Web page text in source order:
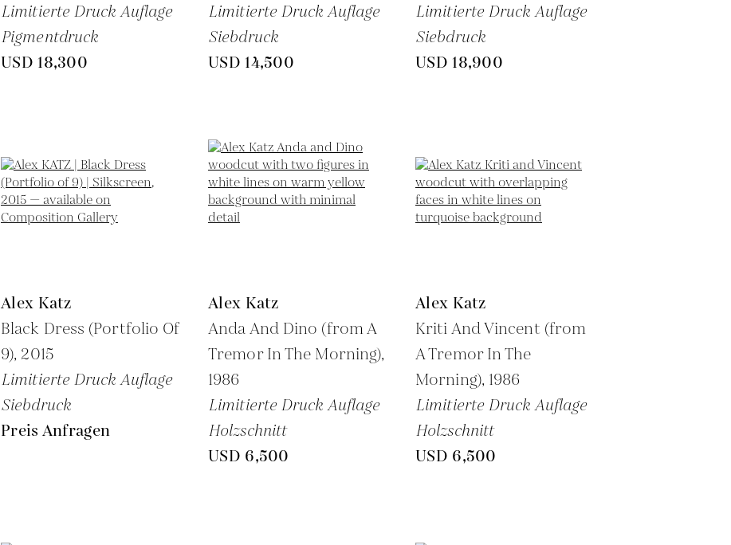
Limitierte Druck Auflage
Pigmentdruck
USD 18,300
Limitierte Druck Auflage
Siebdruck
USD 14,500
Limitierte Druck Auflage
Siebdruck
USD 18,900
Alex Katz
Black Dress (Portfolio Of
9), 2015
Limitierte Druck Auflage
Siebdruck
Preis Anfragen
Alex Katz
Anda And Dino (from A
Tremor In The Morning),
1986
Limitierte Druck Auflage
Holzschnitt
USD 6,500
Alex Katz
Kriti And Vincent (from
A Tremor In The
Morning), 1986
Limitierte Druck Auflage
Holzschnitt
USD 6,500